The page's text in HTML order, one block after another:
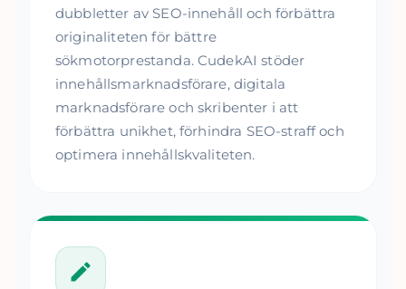
dubbletter av SEO-innehåll och förbättra
originaliteten för bättre
sökmotorprestanda. CudekAI stöder
innehållsmarknadsförare, digitala
marknadsförare och skribenter i att
förbättra unikhet, förhindra SEO-straff och
optimera innehållskvaliteten.